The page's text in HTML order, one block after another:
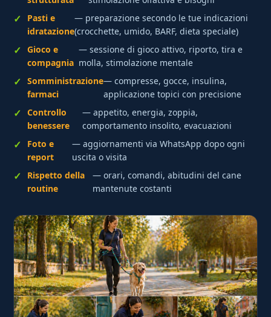
Pasti e
idratazione
— preparazione secondo le tue indicazioni
(crocchette, umido, BARF, dieta speciale)
Gioco e
compagnia
— sessione di gioco attivo, riporto, tira e
molla, stimolazione mentale
Somministrazione
farmaci
— compresse, gocce, insulina,
applicazione topici con precisione
Controllo
benessere
— appetito, energia, zoppia,
comportamento insolito, evacuazioni
Foto e
report
— aggiornamenti via WhatsApp dopo ogni
uscita o visita
Rispetto della
routine
— orari, comandi, abitudini del cane
mantenute costanti